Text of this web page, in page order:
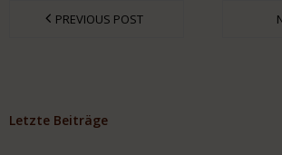
PREVIOUS POST
Letzte Beiträge